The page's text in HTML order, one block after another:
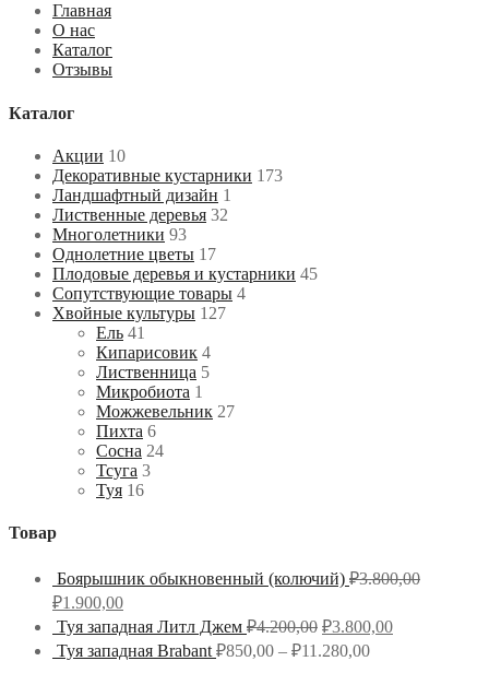
Главная
О нас
Каталог
Отзывы
Каталог
Акции 10
Декоративные кустарники 173
Ландшафтный дизайн 1
Лиственные деревья 32
Многолетники 93
Однолетние цветы 17
Плодовые деревья и кустарники 45
Сопутствующие товары 4
Хвойные культуры 127
Ель 41
Кипарисовик 4
Лиственница 5
Микробиота 1
Можжевельник 27
Пихта 6
Сосна 24
Тсуга 3
Туя 16
Товар
Боярышник обыкновенный (колючий) ₽3.800,00
₽1.900,00
Туя западная Литл Джем ₽4.200,00 ₽3.800,00
Туя западная Brabant ₽850,00 – ₽11.280,00